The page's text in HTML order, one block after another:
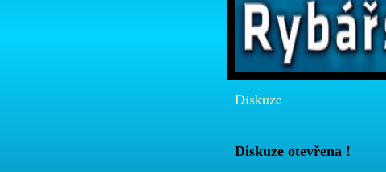
Diskuze
Diskuze otevřena !